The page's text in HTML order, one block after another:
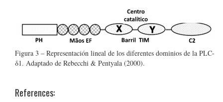
Figura 3 – Representación lineal de los diferentes dominios de la PLC-
δ1. Adaptado de Rebecchi & Pentyala (2000).
References: